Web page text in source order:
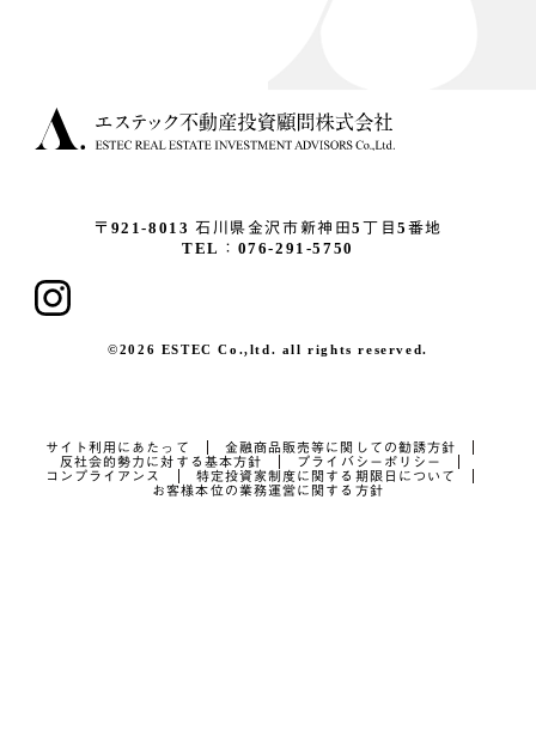
〒921-8013 石川県金沢市新神田5丁目5番地
TEL：076-291-5750
©2026 ESTEC Co.,ltd. all rights reserved.
サイト利用にあたって
金融商品販売等に関しての勧誘方針
反社会的勢力に対する基本方針
プライバシーポリシー
コンプライアンス
特定投資家制度に関する期限日について
お客様本位の業務運営に関する方針